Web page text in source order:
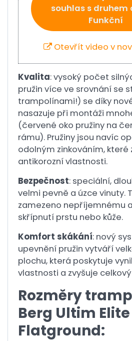
souhlas s druhem
Funkční
Otevřít video v
Kvalita: vysoký počet
pružin více ve srovnání se
trampolínami!) se díky
nasazuje při montáži
(červené oko pružiny na
rámu). Pružiny jsou navíc
odolným zinkováním, které
antikorozní vlastnosti.
Bezpečnost: speciální,
velmi pevně a úzce vinuty.
zamezeno nepříjemnému
skřípnutí prstu nebo kůže.
Komfort skákání: nový
upevnění pružin vytváří
plochu, která poskytuje
vlastnosti a zvyšuje
Rozměry
Berg Ultim Elite
Flatground: